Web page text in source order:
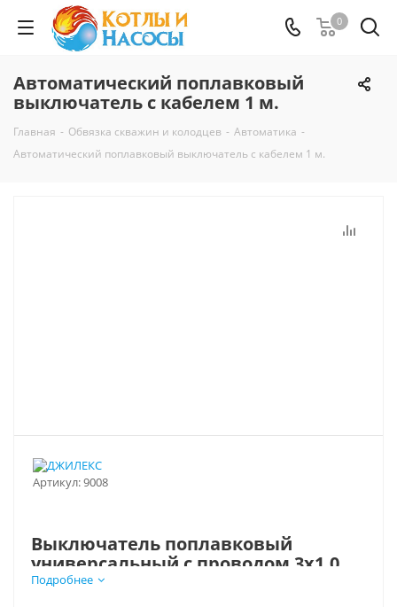
0
Автоматический поплавковый
выключатель с кабелем 1 м.
Главная - Обвязка скважин и колодцев - Автоматика -
Автоматический поплавковый выключатель с кабелем 1 м.
Артикул:9008
Выключатель поплавковый
универсальный с проводом 3х1,0
мм2, L=1,0 м
Подробнее